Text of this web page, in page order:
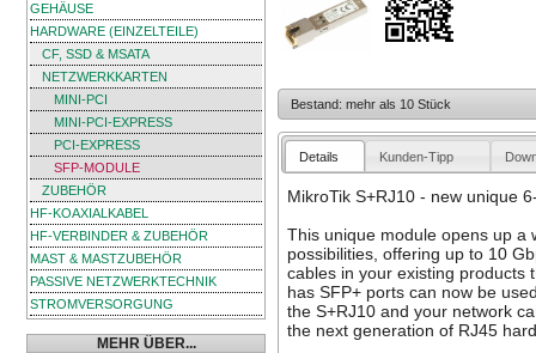
GEHÄUSE
HARDWARE (EINZELTEILE)
CF, SSD & MSATA
NETZWERKKARTEN
MINI-PCI
MINI-PCI-EXPRESS
PCI-EXPRESS
SFP-MODULE
ZUBEHÖR
HF-KOAXIALKABEL
HF-VERBINDER & ZUBEHÖR
MAST & MASTZUBEHÖR
PASSIVE NETZWERKTECHNIK
STROMVERSORGUNG
MEHR ÜBER...
Bestand: mehr als 10 Stück
Details Kunden-Tipp
MikroTik S+RJ10 - new unique
This unique module opens up a
possibilities, offering up to 10
cables in your existing products
has SFP+ ports can now be
the S+RJ10 and your network
the next generation of RJ45